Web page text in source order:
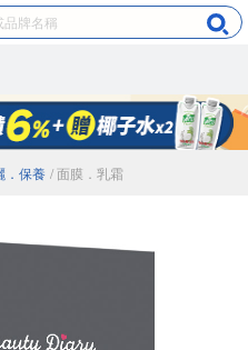
．保養 / 面膜．乳霜